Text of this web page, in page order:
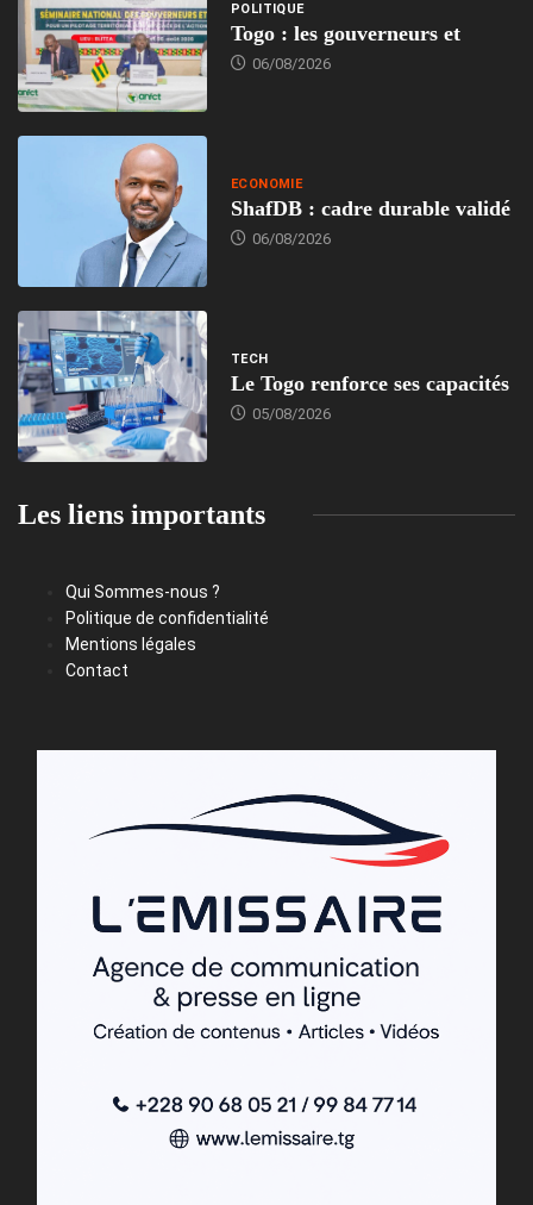
POLITIQUE
Togo : les gouverneurs et
06/08/2026
ECONOMIE
ShafDB : cadre durable validé
06/08/2026
TECH
Le Togo renforce ses capacités
05/08/2026
Les liens importants
Qui Sommes-nous ?
Politique de confidentialité
Mentions légales
Contact